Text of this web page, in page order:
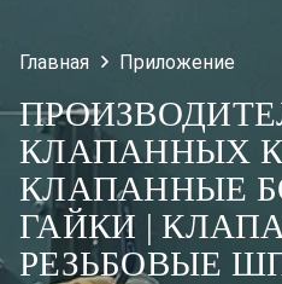
Главная Приложение
КЛАПАННЫХ
КЛАПАННЫЕ
ГАЙКИ |
РЕЗЬБОВЫЕ